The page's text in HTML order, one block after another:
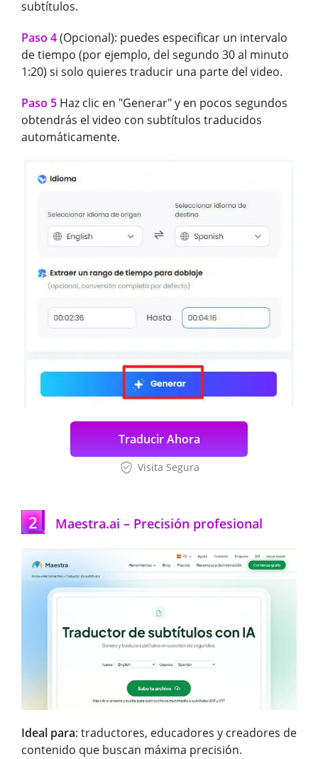
subtítulos.
Paso 4(Opcional): puedes especificar un intervalo
de tiempo (por ejemplo, del segundo 30 al minuto
1:20) si solo quieres traducir una parte del video.
Paso 5 Haz clic en "Generar" y en pocos segundos
obtendrás el video con subtítulos traducidos
automáticamente.
Traducir Ahora
Visita Segura
2 Maestra.ai – Precisión profesional
Ideal para: traductores, educadores y creadores de
contenido que buscan máxima precisión.